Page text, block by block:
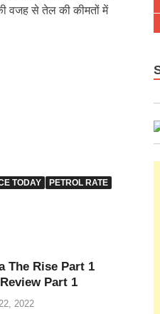
वजह से तेल की कीमतों में
TODAY PETROL RATE
The Rise Part 1
Part 1
2022